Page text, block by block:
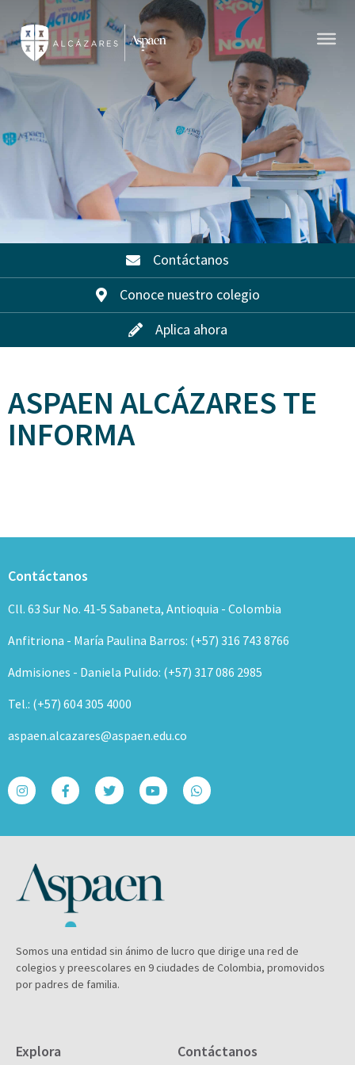
Contáctanos
Conoce nuestro colegio
Aplica ahora
ASPAEN ALCÁZARES TE
INFORMA
Contáctanos
Cll. 63 Sur No. 41-5 Sabaneta, Antioquia - Colombia
Anfitriona - María Paulina Barros: (+57) 316 743 8766
Admisiones - Daniela Pulido: (+57) 317 086 2985
Tel.: (+57) 604 305 4000
aspaen.alcazares@aspaen.edu.co
Somos una entidad sin ánimo de lucro que dirige una red de
colegios y preescolares en 9 ciudades de Colombia, promovidos
por padres de familia.
Explora Contáctanos